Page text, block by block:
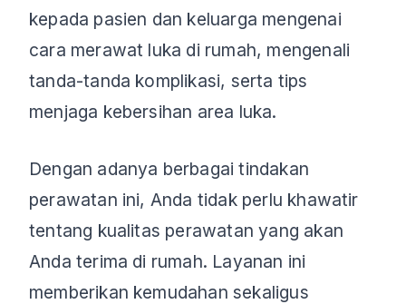
kepada pasien dan keluarga mengenai
cara merawat luka di rumah, mengenali
tanda-tanda komplikasi, serta tips
menjaga kebersihan area luka.
Dengan adanya berbagai tindakan
perawatan ini, Anda tidak perlu khawatir
tentang kualitas perawatan yang akan
Anda terima di rumah. Layanan ini
memberikan kemudahan sekaligus